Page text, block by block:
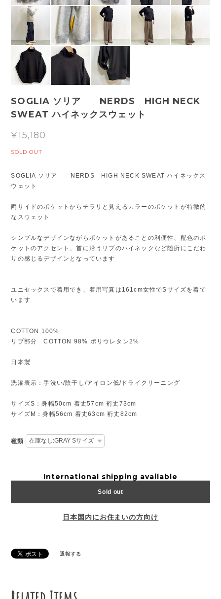
SOGLIA ソリア NERDS HIGH NECK
SWEAT ハイネックスウェット
¥15,180
SOLD OUT
SOGLIA ソリア NERDS HIGH NECK SWEAT ハイネックス
ウェット
両サイドのポケットからチラリと見えるカラーのポケットが特徴的
なスウェット
シンプルなデザインながらポケットがあることの利便性、配色のポ
ケットのアクセント、首に沿うリブのハイネックなど随所にこだわ
りの感じるデザインとなっています
ユニセックスで着用でき、着用写真は161cm女性でSサイズを着て
います
COTTON 100%
リブ部分 COTTON 98% ポリウレタン2%
日本製
洗濯表示：手洗い/陰干し/アイロン低/ドライクリーニング
サイズS：身幅50cm 着丈57cm 裄丈73cm
サイズM：身幅56cm 着丈63cm 裄丈82cm
種類
International shipping available
Sold out
日本国内にお住まいの方向け
通報する